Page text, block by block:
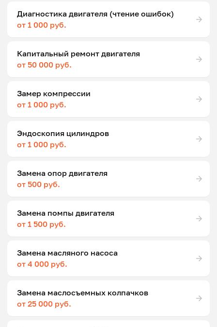
Диагностика двигателя (чтение ошибок)
от 1 000 руб.
Капитальный ремонт двигателя
от 50 000 руб.
Замер компрессии
от 1 000 руб.
Эндоскопия цилиндров
от 1 000 руб.
Замена опор двигателя
от 500 руб.
Замена помпы двигателя
от 1 500 руб.
Замена масляного насоса
от 4 000 руб.
Замена маслосъемных колпачков
от 25 000 руб.